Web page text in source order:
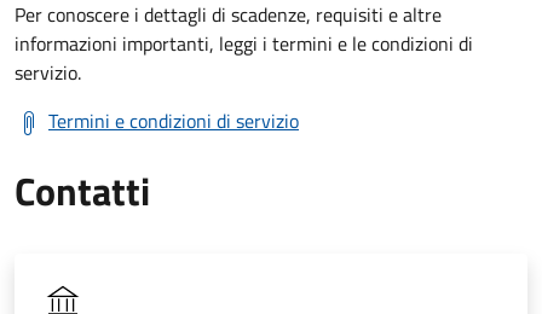
Per conoscere i dettagli di scadenze, requisiti e altre
informazioni importanti, leggi i termini e le condizioni di
servizio.
Termini e condizioni di servizio
Contatti